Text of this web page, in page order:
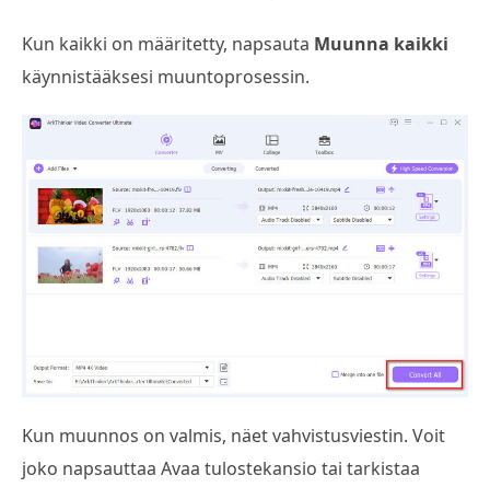
Kun kaikki on määritetty, napsauta Muunna kaikki
käynnistääksesi muuntoprosessin.
Kun muunnos on valmis, näet vahvistusviestin. Voit
joko napsauttaa Avaa tulostekansio tai tarkistaa